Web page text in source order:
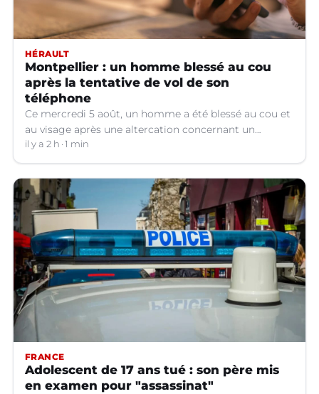
HÉRAULT
Montpellier : un homme blessé au cou
après la tentative de vol de son
téléphone
Ce mercredi 5 août, un homme a été blessé au cou et
au visage après une altercation concernant un
téléphone portable à Montpellier (Hérault).
il y a 2 h 1 min
FRANCE
Adolescent de 17 ans tué : son père mis
en examen pour "assassinat"